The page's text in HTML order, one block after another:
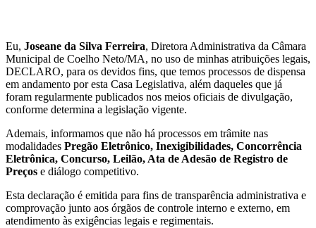
Eu, Joseane da Silva Ferreira, Diretora Administrativa da Câmara
Municipal de Coelho Neto/MA, no uso de minhas atribuições legais,
DECLARO, para os devidos fins, que temos processos de dispensa
em andamento por esta Casa Legislativa, além daqueles que já
foram regularmente publicados nos meios oficiais de divulgação,
conforme determina a legislação vigente.
Ademais, informamos que não há processos em trâmite nas
modalidades Pregão Eletrônico, Inexigibilidades, Concorrência
Eletrônica, Concurso, Leilão, Ata de Adesão de Registro de
Preços e diálogo competitivo.
Esta declaração é emitida para fins de transparência administrativa e
comprovação junto aos órgãos de controle interno e externo, em
atendimento às exigências legais e regimentais.